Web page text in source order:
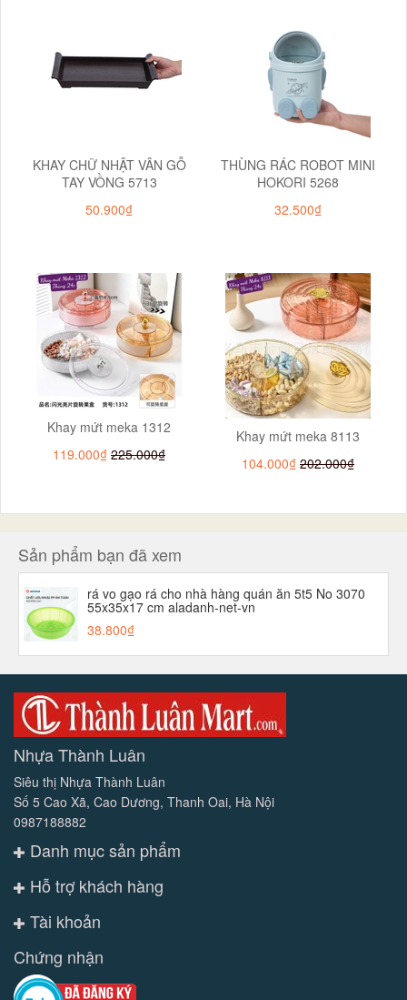
KHAY CHỮ NHẬT VÂN GỖ
TAY VỒNG 5713
50.900₫
THÙNG RÁC ROBOT MINI
HOKORI 5268
32.500₫
Khay mứt meka 1312
119.000₫ 225.000₫
Khay mứt meka 8113
104.000₫ 202.000₫
Sản phẩm bạn đã xem
rá vo gạo rá cho nhà hàng quán ăn 5t5 No 3070
55x35x17 cm aladanh-net-vn
38.800₫
Nhựa Thành Luân
Siêu thị Nhựa Thành Luân
Số 5 Cao Xã, Cao Dương, Thanh Oai, Hà Nội
0987188882
Danh mục sản phẩm
Hỗ trợ khách hàng
Tài khoản
Chứng nhận